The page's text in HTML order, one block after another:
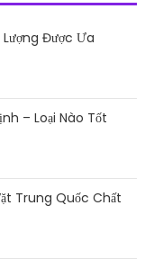
Lượng Được Ưa
– Loại Nào Tốt
Trung Quốc Chất